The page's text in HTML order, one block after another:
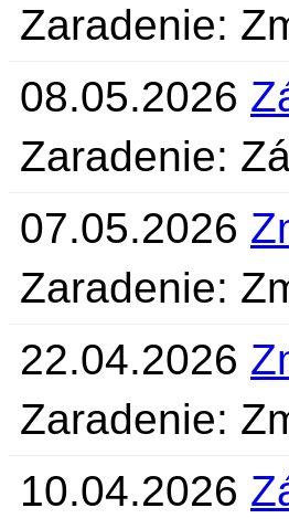
Zaradenie:
08.05.2026
Zaradenie:
07.05.2026
Zaradenie:
22.04.2026
Zaradenie:
10.04.2026